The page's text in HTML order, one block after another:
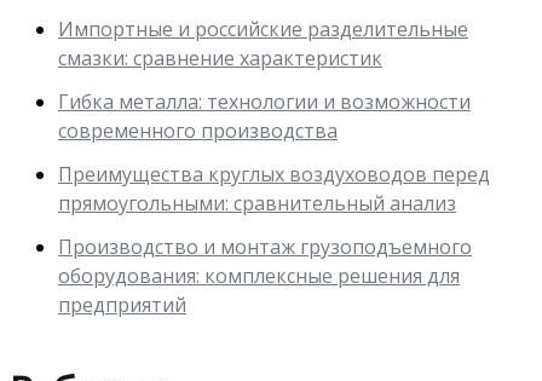
Импортные и российские разделительные
смазки: сравнение характеристик
Гибка металла: технологии и возможности
современного производства
Преимущества круглых воздуховодов перед
прямоугольными: сравнительный анализ
Производство и монтаж грузоподъемного
оборудования: комплексные решения для
предприятий